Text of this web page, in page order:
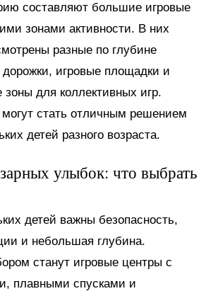
составляют большие игровые
зонами активности. В них
разные по глубине
игровые площадки и
для коллективных игр.
стать отличным решением
детей разного возраста.
улыбок: что выбрать
детей важны безопасность,
и небольшая глубина.
станут игровые центры с
плавными спусками и